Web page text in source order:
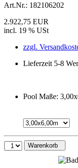
Art.Nr.: 182106202
2.922,75 EUR
incl. 19 % USt
zzgl.
Lieferzeit 5-8
Pool Maße:
Warenkorb